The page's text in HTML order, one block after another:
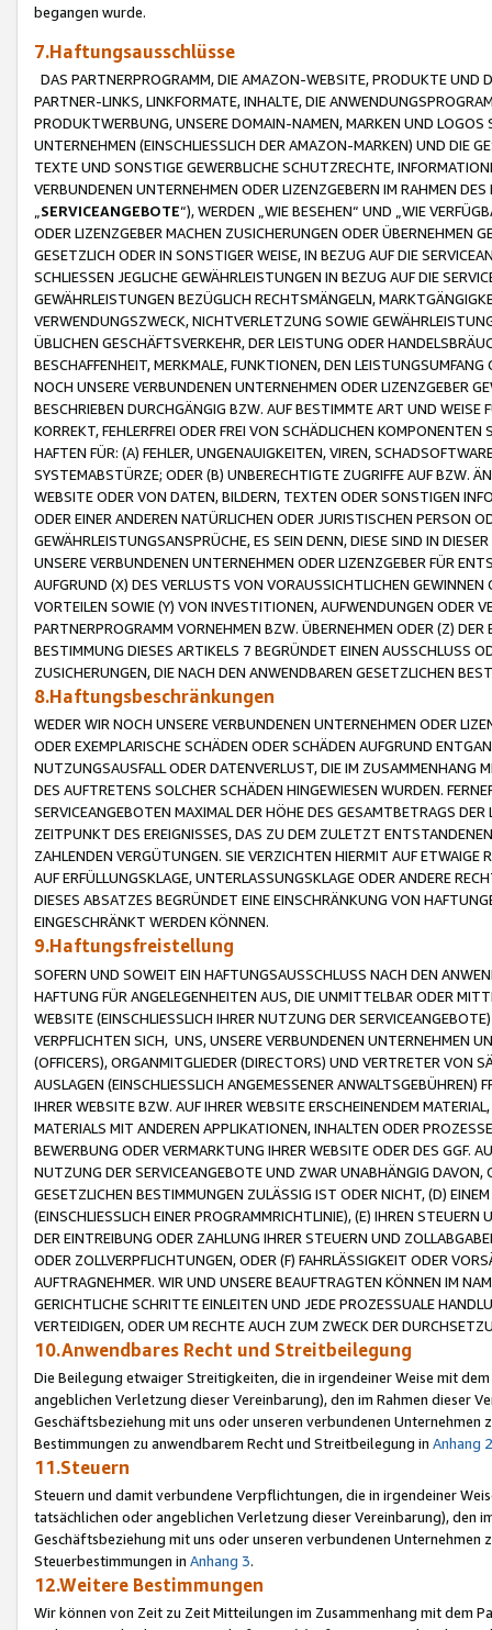
begangen wurde.
7.Haftungsausschlüsse
DAS PARTNERPROGRAMM, DIE AMAZON-WEBSITE, PRODUKTE UND
PARTNER-LINKS, LINKFORMATE, INHALTE, DIE
PRODUKTWERBUNG, UNSERE DOMAIN-NAMEN, MARKEN UND
UNTERNEHMEN (EINSCHLIESSLICH DER AMAZON-MARKEN) UND DIE
TEXTE UND SONSTIGE GEWERBLICHE SCHUTZRECHTE,
VERBUNDENEN UNTERNEHMEN ODER LIZENZGEBERN IM RAHMEN
SERVICEANGEBOTE“), WERDEN „WIE BESEHEN“ UND „WIE
ODER LIZENZGEBER MACHEN ZUSICHERUNGEN ODER ÜBERNEHMEN
GESETZLICH ODER IN SONSTIGER WEISE, IN BEZUG AUF DIE
SCHLIESSEN JEGLICHE GEWÄHRLEISTUNGEN IN BEZUG AUF DIE
GEWÄHRLEISTUNGEN BEZÜGLICH RECHTSMÄNGELN,
VERWENDUNGSZWECK, NICHTVERLETZUNG SOWIE
ÜBLICHEN GESCHÄFTSVERKEHR, DER LEISTUNG ODER
BESCHAFFENHEIT, MERKMALE, FUNKTIONEN, DEN
NOCH UNSERE VERBUNDENEN UNTERNEHMEN ODER LIZENZGEBER
BESCHRIEBEN DURCHGÄNGIG BZW. AUF BESTIMMTE ART UND
KORREKT, FEHLERFREI ODER FREI VON SCHÄDLICHEN
HAFTEN FÜR: (A) FEHLER, UNGENAUIGKEITEN, VIREN,
SYSTEMABSTÜRZE; ODER (B) UNBERECHTIGTE ZUGRIFFE AUF BZW.
WEBSITE ODER VON DATEN, BILDERN, TEXTEN ODER SONSTIGEN
ODER EINER ANDEREN NATÜRLICHEN ODER JURISTISCHEN PERSON
GEWÄHRLEISTUNGSANSPRÜCHE, ES SEIN DENN, DIESE SIND IN
UNSERE VERBUNDENEN UNTERNEHMEN ODER LIZENZGEBER FÜR
AUFGRUND (X) DES VERLUSTS VON VORAUSSICHTLICHEN
VORTEILEN SOWIE (Y) VON INVESTITIONEN, AUFWENDUNGEN ODER
PARTNERPROGRAMM VORNEHMEN BZW. ÜBERNEHMEN ODER (Z)
BESTIMMUNG DIESES ARTIKELS 7 BEGRÜNDET EINEN AUSSCHLUSS
ZUSICHERUNGEN, DIE NACH DEN ANWENDBAREN GESETZLICHEN
8.Haftungsbeschränkungen
WEDER WIR NOCH UNSERE VERBUNDENEN UNTERNEHMEN ODER
ODER EXEMPLARISCHE SCHÄDEN ODER SCHÄDEN AUFGRUND
NUTZUNGSAUSFALL ODER DATENVERLUST, DIE IM ZUSAMMENHANG
DES AUFTRETENS SOLCHER SCHÄDEN HINGEWIESEN WURDEN.
SERVICEANGEBOTEN MAXIMAL DER HÖHE DES GESAMTBETRAGS
ZEITPUNKT DES EREIGNISSES, DAS ZU DEM ZULETZT
ZAHLENDEN VERGÜTUNGEN. SIE VERZICHTEN HIERMIT AUF
AUF ERFÜLLUNGSKLAGE, UNTERLASSUNGSKLAGE ODER ANDERE
DIESES ABSATZES BEGRÜNDET EINE EINSCHRÄNKUNG VON
EINGESCHRÄNKT WERDEN KÖNNEN.
9.Haftungsfreistellung
SOFERN UND SOWEIT EIN HAFTUNGSAUSSCHLUSS NACH DEN
HAFTUNG FÜR ANGELEGENHEITEN AUS, DIE UNMITTELBAR ODER
WEBSITE (EINSCHLIESSLICH IHRER NUTZUNG DER
VERPFLICHTEN SICH, UNS, UNSERE VERBUNDENEN UNTERNEHMEN
(OFFICERS), ORGANMITGLIEDER (DIRECTORS) UND VERTRETER VON
AUSLAGEN (EINSCHLIESSLICH ANGEMESSENER
IHRER WEBSITE BZW. AUF IHRER WEBSITE ERSCHEINENDEM
MATERIALS MIT ANDEREN APPLIKATIONEN, INHALTEN ODER
BEWERBUNG ODER VERMARKTUNG IHRER WEBSITE ODER DES GGF.
NUTZUNG DER SERVICEANGEBOTE UND ZWAR UNABHÄNGIG
GESETZLICHEN BESTIMMUNGEN ZULÄSSIG IST ODER NICHT, (D)
(EINSCHLIESSLICH EINER PROGRAMMRICHTLINIE), (E) IHREN
DER EINTREIBUNG ODER ZAHLUNG IHRER STEUERN UND
ODER ZOLLVERPFLICHTUNGEN, ODER (F) FAHRLÄSSIGKEIT ODER
AUFTRAGNEHMER. WIR UND UNSERE BEAUFTRAGTEN KÖNNEN IM
GERICHTLICHE SCHRITTE EINLEITEN UND JEDE PROZESSUALE
VERTEIDIGEN, ODER UM RECHTE AUCH ZUM ZWECK DER
10.Anwendbares Recht und Streitbeilegung
Die Beilegung etwaiger Streitigkeiten, die in irgendeiner Weise mit
angeblichen Verletzung dieser Vereinbarung), den im Rahmen dieser
Geschäftsbeziehung mit uns oder unseren verbundenen
Bestimmungen zu anwendbarem Recht und Streitbeilegung in Anhang 2
11.Steuern
Steuern und damit verbundene Verpflichtungen, die in irgendeiner
tatsächlichen oder angeblichen Verletzung dieser Vereinbarung), den
Geschäftsbeziehung mit uns oder unseren verbundenen
Steuerbestimmungen in Anhang 3.
12.Weitere Bestimmungen
Wir können von Zeit zu Zeit Mitteilungen im Zusammenhang mit dem